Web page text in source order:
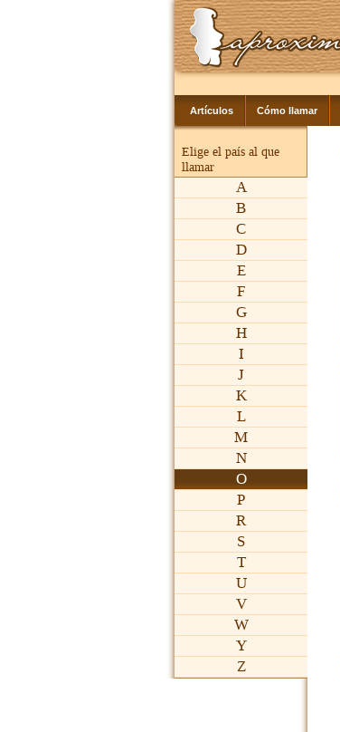
Artículos Cómo llamar
Elige el país al que
llamar
A
B
C
D
E
F
G
H
I
J
K
L
M
N
O
P
R
S
T
U
V
W
Y
Z